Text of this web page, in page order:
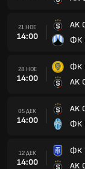
30 ЯНУ
14:00
AK
СК
06 ФЕВ
14:00
СК
AK
13 ФЕВ
14:00
AK
FC
20 ФЕВ
14:00
ФК
AK